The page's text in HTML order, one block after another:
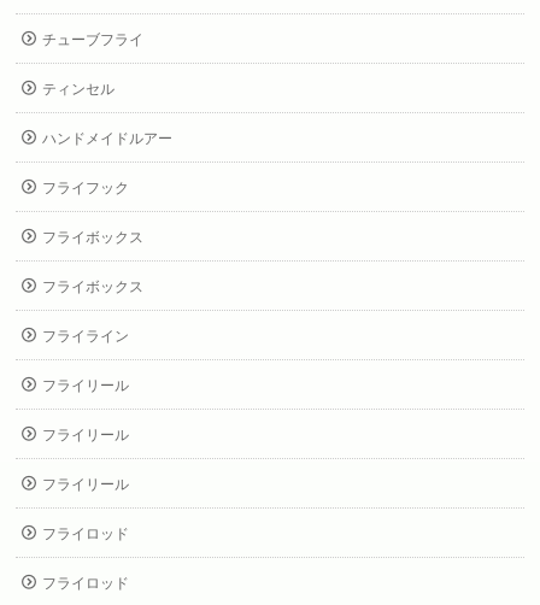
チューブフライ
ティンセル
ハンドメイドルアー
フライフック
フライボックス
フライボックス
フライライン
フライリール
フライリール
フライリール
フライロッド
フライロッド